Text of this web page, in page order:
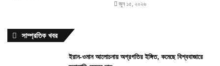
জুন ১৫, ২০২৬
সাম্প্রতিক খবর
ইরান-ওমান আলোচনায় অগ্রগতির ইঙ্গিত, কমেছে বিশ্ববাজারে